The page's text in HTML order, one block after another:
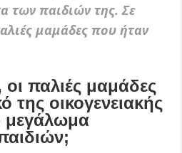
των παιδιών της. Σε
μαμάδες που ήταν
παλιές μαμάδες
της οικογενειακής
μεγάλωμα